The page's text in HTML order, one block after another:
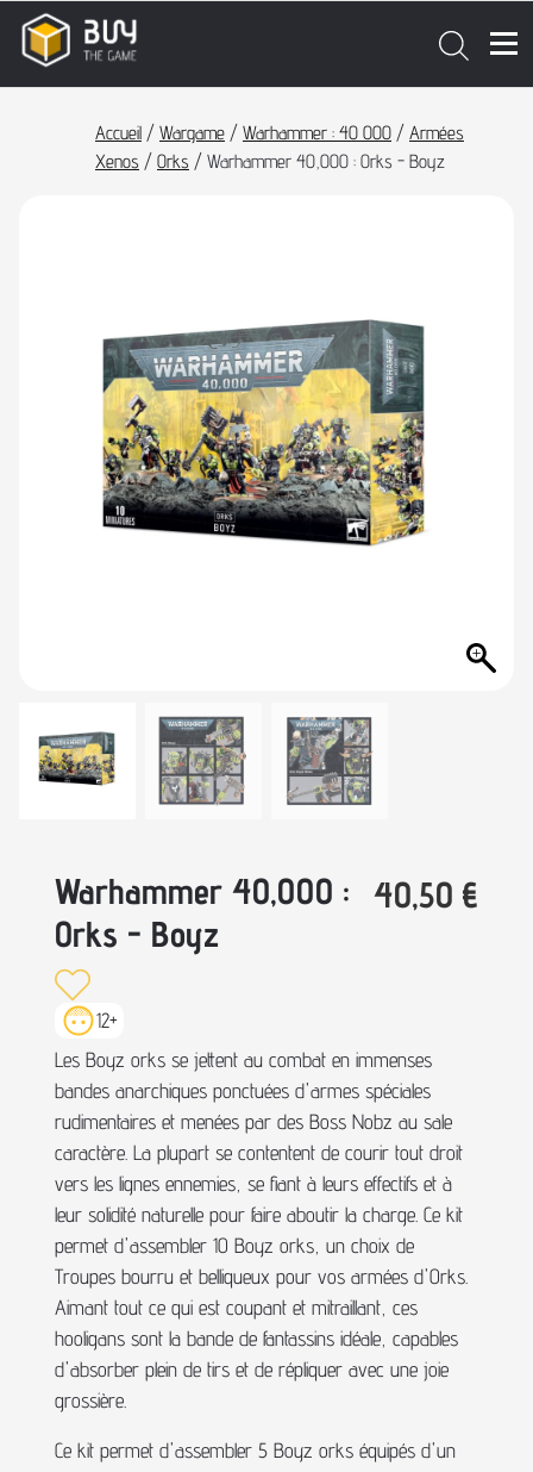
Accueil / Wargame / Warhammer : 40 000 / Armées
Xenos / Orks / Warhammer 40,000 : Orks - Boyz
Warhammer 40,000 :
Orks - Boyz
40,50 €
12+
Les Boyz orks se jettent au combat en immenses
bandes anarchiques ponctuées d'armes spéciales
rudimentaires et menées par des Boss Nobz au sale
caractère. La plupart se contentent de courir tout droit
vers les lignes ennemies, se fiant à leurs effectifs et à
leur solidité naturelle pour faire aboutir la charge. Ce kit
permet d'assembler 10 Boyz orks, un choix de
Troupes bourru et belliqueux pour vos armées d'Orks.
Aimant tout ce qui est coupant et mitraillant, ces
hooligans sont la bande de fantassins idéale, capables
d'absorber plein de tirs et de répliquer avec une joie
grossière.
Ce kit permet d'assembler 5 Boyz orks équipés d'un